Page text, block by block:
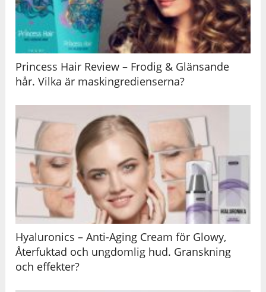
Princess Hair Review – Frodig & Glänsande
hår. Vilka är maskingredienserna?
Hyaluronics – Anti-Aging Cream för Glowy,
Återfuktad och ungdomlig hud. Granskning
och effekter?